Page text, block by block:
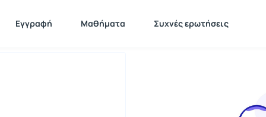
Εγγραφή Μαθήματα Συχνές ερωτήσεις